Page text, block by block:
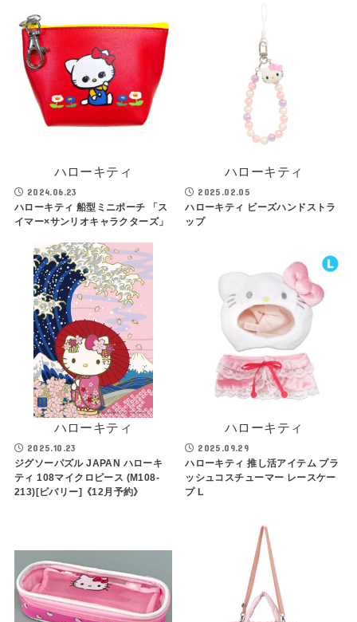
ハローキティ
2024.06.23
ハローキティ 船型ミニポーチ 「ス
イマー×サンリオキャラクターズ」
ハローキティ
2025.02.05
ハローキティ ビーズハンドストラ
ップ
ハローキティ
2025.10.23
ジグソーパズル JAPAN ハローキ
ティ 108マイクロピース (M108-
213)[ビバリー]《12月予約》
ハローキティ
2025.09.29
ハローキティ 推し活アイテム プラ
ッシュコスチューマー レースケー
プ L